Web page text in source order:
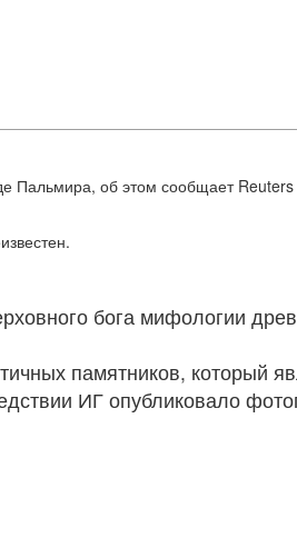
Пальмира, об этом сообщает
бога мифологии
памятников,
ИГ опубликовало